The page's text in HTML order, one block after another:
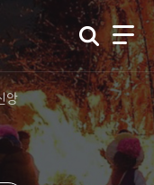
앙